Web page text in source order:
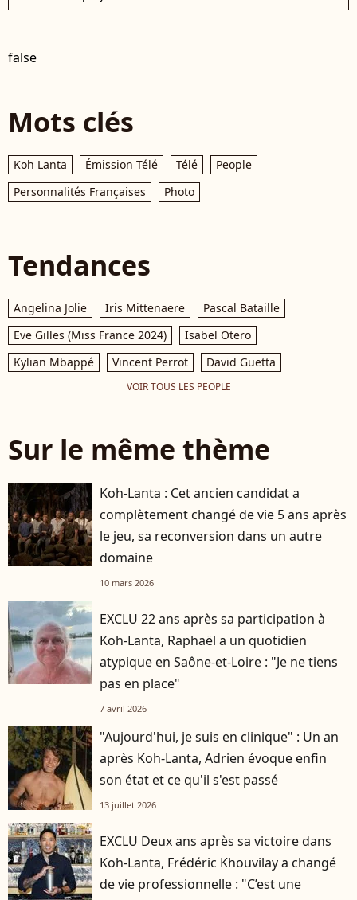
false
Mots clés
Koh Lanta Émission Télé Télé
People
Personnalités Françaises
Photo
Tendances
Angelina Jolie Iris Mittenaere
Pascal Bataille
Eve Gilles (Miss France 2024)
Isabel Otero
Kylian Mbappé
Vincent Perrot David Guetta
VOIR TOUS LES PEOPLE
Sur le même thème
Koh-Lanta : Cet ancien candidat a
complètement changé de vie 5 ans après
le jeu, sa reconversion dans un autre
domaine
10 mars 2026
EXCLU 22 ans après sa participation à
Koh-Lanta, Raphaël a un quotidien
atypique en Saône-et-Loire : "Je ne tiens
pas en place"
7 avril 2026
"Aujourd'hui, je suis en clinique" : Un an
après Koh-Lanta, Adrien évoque enfin
son état et ce qu'il s'est passé
13 juillet 2026
EXCLU Deux ans après sa victoire dans
Koh-Lanta, Frédéric Khouvilay a changé
de vie professionnelle : "C’est une